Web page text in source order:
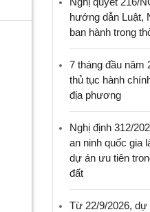
hướng dẫn Luật,
ban hành trong
7 tháng đầu năm
thủ tục hành
địa phương
Nghị định 312/
an ninh quốc gia
dự án ưu tiên
đất
Từ 22/9/2026, dự